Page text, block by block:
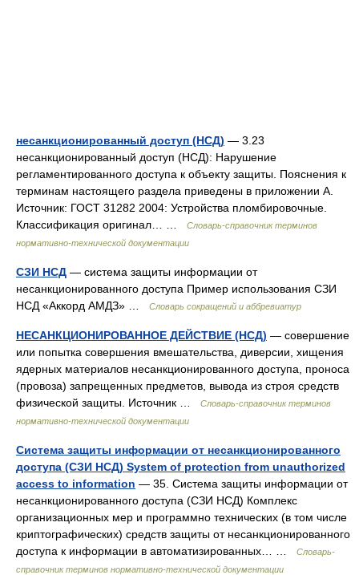
несанкционированный доступ (НСД) — 3.23
несанкционированный доступ (НСД): Нарушение
регламентированного доступа к объекту защиты. Пояснения к
терминам настоящего раздела приведены в приложении А.
Источник: ГОСТ 31282 2004: Устройства пломбировочные.
Классификация оригинал… …
Словарь-справочник терминов
нормативно-технической документации
СЗИ НСД — система защиты информации от
несанкционированного доступа Пример использования СЗИ
НСД «Аккорд АМДЗ» …
Словарь сокращений и аббревиатур
НЕСАНКЦИОНИРОВАННОЕ ДЕЙСТВИЕ (НСД) — совершение
или попытка совершения вмешательства, диверсии, хищения
ядерных материалов несанкционированного доступа, проноса
(провоза) запрещенных предметов, вывода из строя средств
физической защиты. Источник …
Словарь-справочник терминов
нормативно-технической документации
Система защиты информации от несанкционированного
доступа (СЗИ НСД) System of protection from unauthorized
access to information — 35. Система защиты информации от
несанкционированного доступа (СЗИ НСД) Комплекс
организационных мер и программно технических (в том числе
криптографических) средств защиты от несанкционированного
доступа к информации в автоматизированных… …
Словарь-
справочник терминов нормативно-технической документации